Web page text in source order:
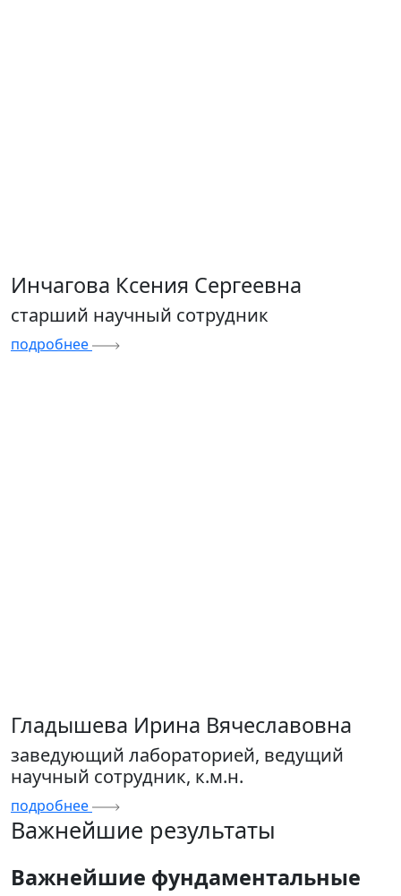
Инчагова Ксения Сергеевна
старший научный сотрудник
подробнее
Гладышева Ирина Вячеславовна
заведующий лабораторией, ведущий
научный сотрудник, к.м.н.
подробнее
Важнейшие результаты
Важнейшие фундаментальные